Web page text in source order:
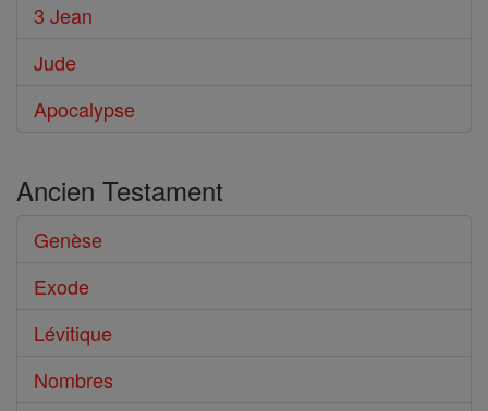
3 Jean
Jude
Apocalypse
Ancien Testament
Genèse
Exode
Lévitique
Nombres